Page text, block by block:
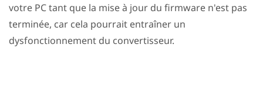
votre PC tant que la mise à jour du firmware n'est pas
terminée, car cela pourrait entraîner un
dysfonctionnement du convertisseur.